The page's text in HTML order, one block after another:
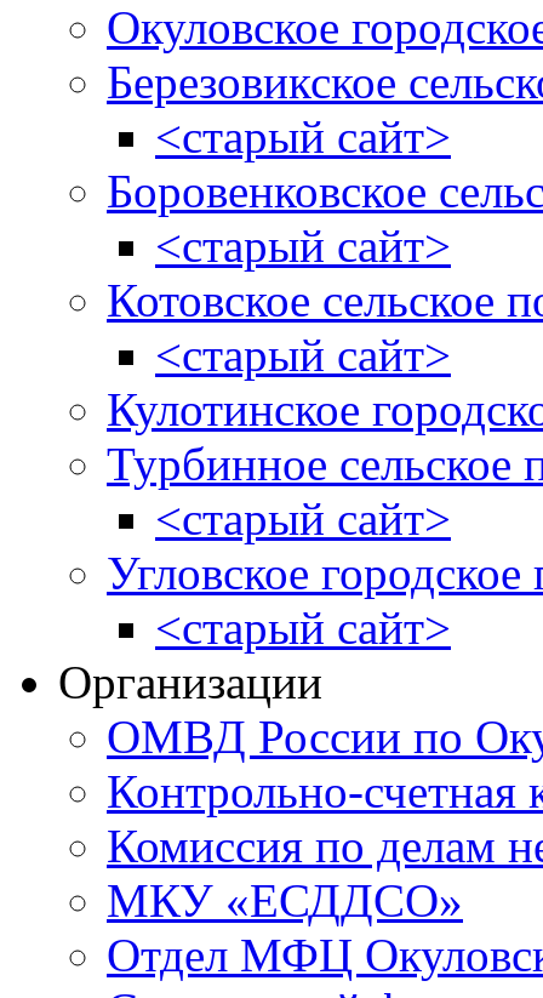
Окуловское
Березовикское
<старый сайт>
Боровенковское
<старый сайт>
Котовское сельское
<старый сайт>
Кулотинское
Турбинное сельское
<старый сайт>
Угловское городское
<старый сайт>
Организации
ОМВД России по
Контрольно-счетная
Комиссия по делам
МКУ «ЕСДДСО»
Отдел МФЦ